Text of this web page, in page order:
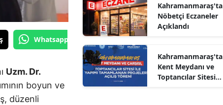
Whatsapp'tan Gönder
Uzm. Dr.
boyun ve
düzenli
Kahramanmaraş'ta
Nöbetçi Eczaneler
Açıklandı
Kahramanmaraş'ta
Kent Meydanı ve
Toptancılar Sitesi